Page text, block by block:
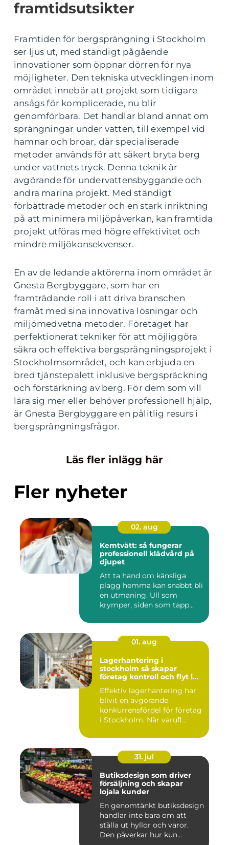
framtidsutsikter
Framtiden för bergsprängning i Stockholm
ser ljus ut, med ständigt pågående
innovationer som öppnar dörren för nya
möjligheter. Den tekniska utvecklingen inom
området innebär att projekt som tidigare
ansågs för komplicerade, nu blir
genomförbara. Det handlar bland annat om
sprängningar under vatten, till exempel vid
hamnar och broar, där specialiserade
metoder används för att säkert bryta berg
under vattnets tryck. Denna teknik är
avgörande för undervattensbyggande och
andra marina projekt. Med ständigt
förbättrade metoder och en stark inriktning
på att minimera miljöpåverkan, kan framtida
projekt utföras med högre effektivitet och
mindre miljökonsekvenser.
En av de ledande aktörerna inom området är
Gnesta Bergbyggare, som har en
framträdande roll i att driva branschen
framåt med sina innovativa lösningar och
miljömedvetna metoder. Företaget har
perfektionerat tekniker för att möjliggöra
säkra och effektiva bergsprängningsprojekt i
Stockholmsområdet, och kan erbjuda en
bred tjänstepalett inklusive bergspräckning
och förstärkning av berg. För dem som vill
lära sig mer eller behöver professionell hjälp,
är Gnesta Bergbyggare en pålitlig resurs i
bergsprängningsfrågor.
Läs fler inlägg här
Fler nyheter
02. aug
Kemtvätt: så fungerar
professionell klädvård på
djupet
Att ta hand om känsliga
plagg hemma kan snabbt bli
en utmaning. Ull som
krymper, siden som tapp...
01. aug
Lagerhantering i
stockholm så skapar
företag kontroll och flyt i
Effektiv lagerhantering har
blivit en avgörande
konkurrensfördel för företag
i Stockholm. När varufl...
31. jul
Butiksdesign som driver
försäljning och skapar
lojala kunder
En genomtänkt butiksdesign
handlar inte bara om att
ställa ut hyllor och varor.
Den påverkar hur kun...